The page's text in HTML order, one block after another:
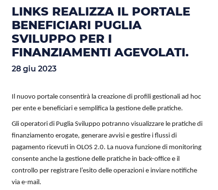
LINKS REALIZZA IL PORTALE
BENEFICIARI PUGLIA
SVILUPPO PER I
FINANZIAMENTI AGEVOLATI.
28 giu 2023
Il nuovo portale consentirà la creazione di profili gestionali ad hoc
per ente e beneficiari e semplifica la gestione delle pratiche.
Gli operatori di Puglia Sviluppo potranno visualizzare le pratiche di
finanziamento erogate, generare avvisi e gestire i flussi di
pagamento ricevuti in OLOS 2.0. La nuova funzione di monitoring
consente anche la gestione delle pratiche in back-office e il
controllo per registrare l’esito delle operazioni e inviare notifiche
via e-mail.